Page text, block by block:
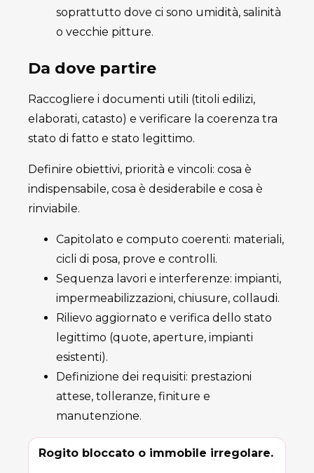
soprattutto dove ci sono umidità, salinità
o vecchie pitture.
Da dove partire
Raccogliere i documenti utili (titoli edilizi,
elaborati, catasto) e verificare la coerenza tra
stato di fatto e stato legittimo.
Definire obiettivi, priorità e vincoli: cosa è
indispensabile, cosa è desiderabile e cosa è
rinviabile.
Capitolato e computo coerenti: materiali,
cicli di posa, prove e controlli.
Sequenza lavori e interferenze: impianti,
impermeabilizzazioni, chiusure, collaudi.
Rilievo aggiornato e verifica dello stato
legittimo (quote, aperture, impianti
esistenti).
Definizione dei requisiti: prestazioni
attese, tolleranze, finiture e
manutenzione.
Rogito bloccato o immobile irregolare.